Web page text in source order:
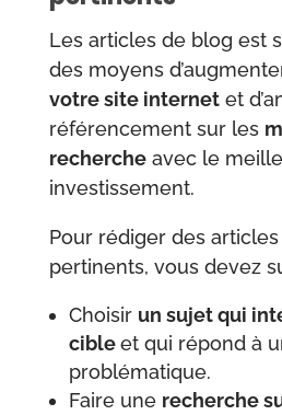
Les articles de blog est
des moyens
votre site internetet
référencement sur les
rechercheavec le
investissement.
Pour rédiger des
pertinents, vous devez
Choisir un sujet qui
cibleet qui répond à
problématique.
Faire une recherche